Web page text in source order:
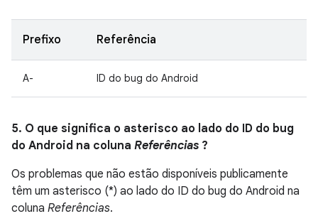
Prefixo Referência
A- ID do bug do Android
5. O que significa o asterisco ao lado do ID do bug
do Android na coluna Referências ?
Os problemas que não estão disponíveis publicamente
têm um asterisco (*) ao lado do ID do bug do Android na
coluna Referências.